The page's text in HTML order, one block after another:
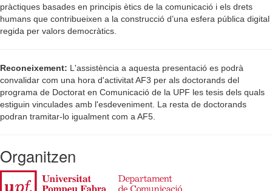
pràctiques basades en principis ètics de la comunicació i els drets
humans que contribueixen a la construcció d’una esfera pública digital
regida per valors democràtics.
Reconeixement: L'assistència a aquesta presentació es podrà
convalidar com una hora d'activitat AF3 per als doctorands del
programa de Doctorat en Comunicació de la UPF les tesis dels quals
estiguin vinculades amb l'esdeveniment. La resta de doctorands
podran tramitar-lo igualment com a AF5.
Organitzen